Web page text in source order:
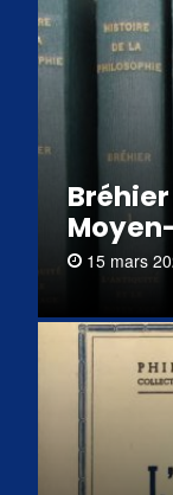
15 mars